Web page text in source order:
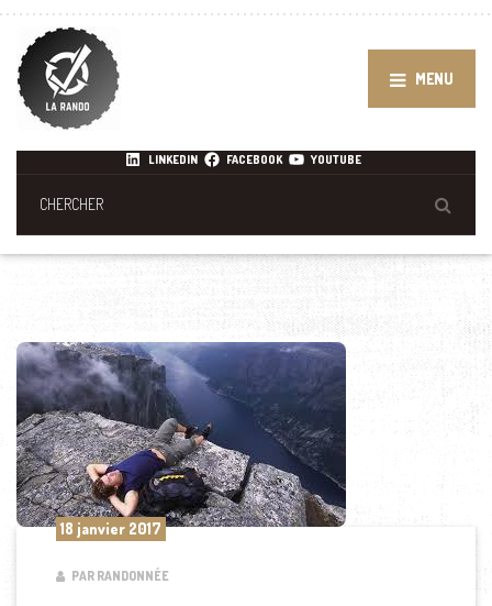
MENU
LINKEDIN FACEBOOK YOUTUBE
18 janvier 2017
PAR RANDONNÉE